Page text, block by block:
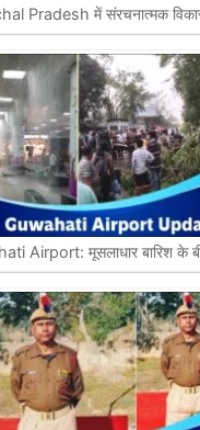
Pradesh में संरचनात्मक
Airport: मूसलाधार बारिश के